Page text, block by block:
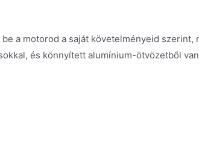
a motorod a saját követelményeid
és könnyített alumínium-ötvözetből